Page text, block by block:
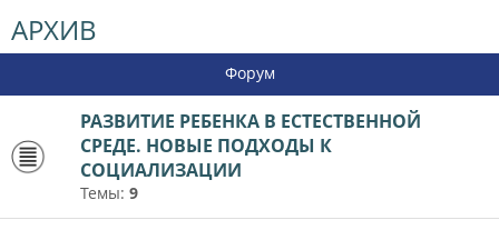
АРХИВ
Форум
РАЗВИТИЕ РЕБЕНКА В ЕСТЕСТВЕННОЙ
СРЕДЕ. НОВЫЕ ПОДХОДЫ К
СОЦИАЛИЗАЦИИ
Темы: 9